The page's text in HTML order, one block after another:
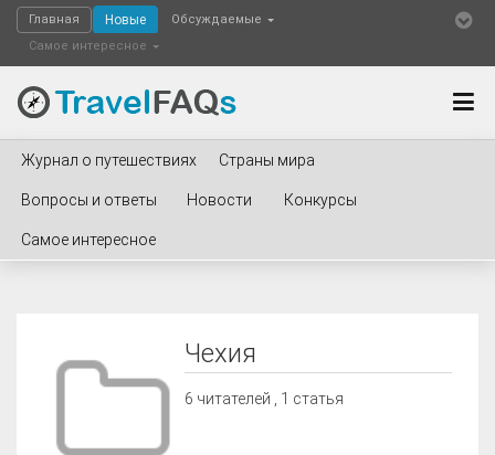
Главная Новые
Обсуждаемые
Самое интересное
Журнал о путешествиях Страны мира
Вопросы и ответы Новости Конкурсы
Самое интересное
Чехия
6 читателей , 1 статья